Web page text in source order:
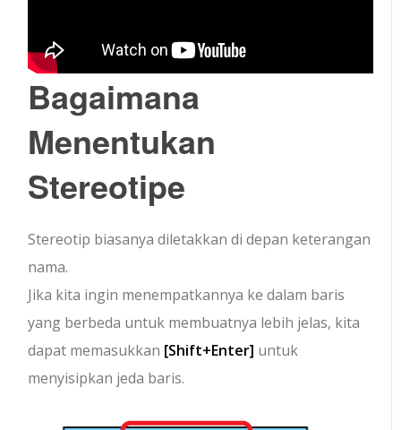
Bagaimana
Menentukan
Stereotipe
Stereotip biasanya diletakkan di depan keterangan
nama.
Jika kita ingin menempatkannya ke dalam baris
yang berbeda untuk membuatnya lebih jelas, kita
dapat memasukkan [Shift+Enter] untuk
menyisipkan jeda baris.